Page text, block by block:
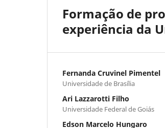
Formação de
experiência da
Fernanda Cruvinel Pimentel
Universidade de Brasília
Ari Lazzarotti Filho
Universidade Federal de Goiás
Edson Marcelo Hungaro